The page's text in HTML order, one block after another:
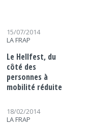
15/07/2014
LA FRAP
Le Hellfest, du
côté des
personnes à
mobilité réduite
18/02/2014
LA FRAP